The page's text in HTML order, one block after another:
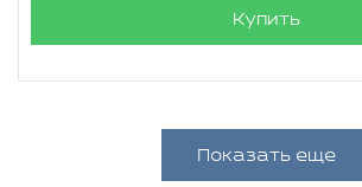
Купить
Показать еще